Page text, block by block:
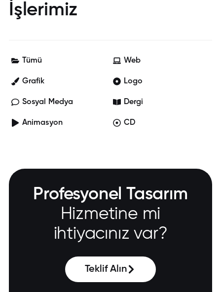
İşlerimiz
Tümü Web
Grafik Logo
Sosyal Medya Dergi
Animasyon CD
Profesyonel Tasarım
Hizmetine mi
ihtiyacınız var?
Teklif Alın